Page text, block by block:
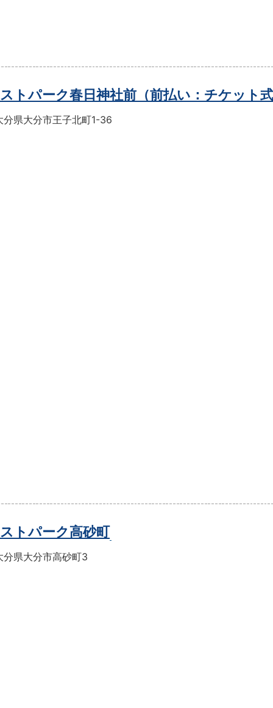
ストパーク春日神社前（前払い：チケット
分県大分市王子北町1-36
ストパーク高砂町
分県大分市高砂町3